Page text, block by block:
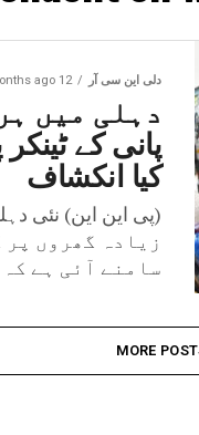
دلی این سی آر 12 months ago
پانی کے
کیا انکشاف
زیادہ گھروں
سامنے آئی ہے کہ
MORE